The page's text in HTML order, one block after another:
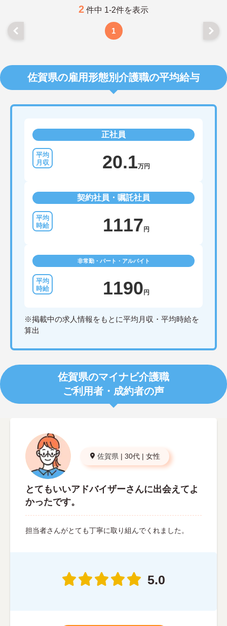
2 件中 1-2件を表示
1
佐賀県の雇用形態別介護職の平均給与
正社員
20.1万円
契約社員・嘱託社員
1117 円
非常勤・パート・アルバイト
1190 円
※掲載中の求人情報をもとに平均月収・平均時給を
算出
佐賀県のマイナビ介護職
ご利用者・成約者の声
佐賀県 | 30代 | 女性
とてもいいアドバイザーさんに出会えてよ
かったです。
担当者さんがとても丁寧に取り組んでくれました。
5.0